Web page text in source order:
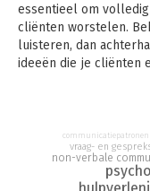
essentieel om
cliënten worstelen.
luisteren, dan
ideeën die je cliënten
Het Dynamisch
verklaart hoe
bepalend zijn in de
non-verbale
vraag- en
communicatiepatronen